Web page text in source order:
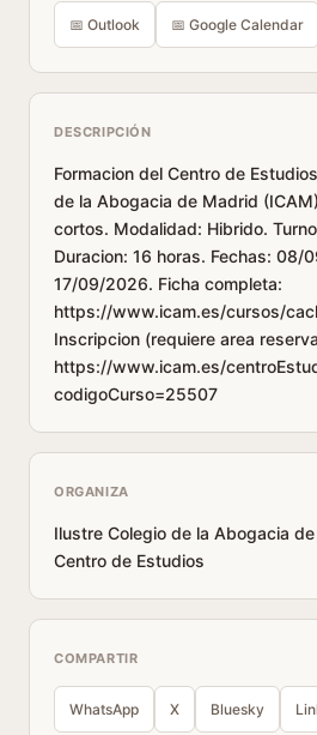
📅 Outlook 📅 Google Calendar
DESCRIPCIÓN
Formacion del Centro de
de la Abogacia de Madrid
cortos. Modalidad: Hibrido.
Duracion: 16 horas. Fechas: 08/
17/09/2026. Ficha completa:
https://www.icam.es/cursos/
Inscripcion (requiere area
https://www.icam.es/
codigoCurso=25507
ORGANIZA
Ilustre Colegio de la Abogacia
Centro de Estudios
COMPARTIR
WhatsApp X Bluesky